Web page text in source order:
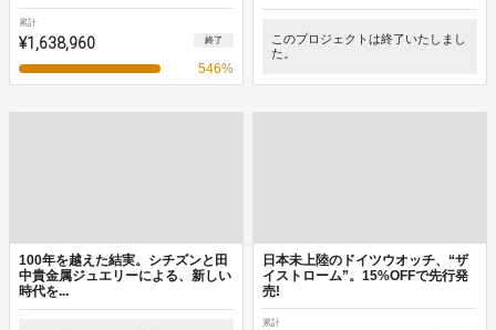
累計
¥1,638,960 終了
546%
このプロジェクトは終了いたしまし
た。
100年を越えた結実。シチズンと田
中貴金属ジュエリーによる、新しい
時代を...
日本未上陸のドイツウオッチ、“ザ
イストローム”。15%OFFで先行発
売!
累計